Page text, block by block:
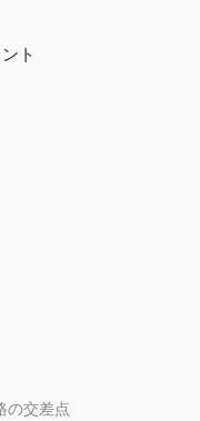
ト
の交差点